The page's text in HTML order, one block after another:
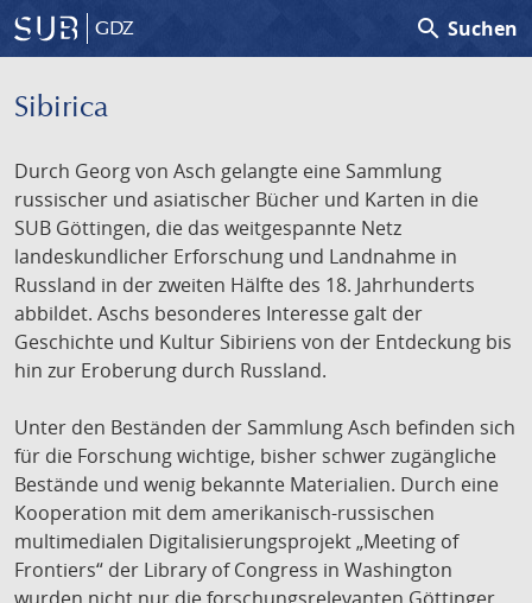
GDZ search Suchen
Sibirica
Durch Georg von Asch gelangte eine Sammlung
russischer und asiatischer Bücher und Karten in die
SUB Göttingen, die das weitgespannte Netz
landeskundlicher Erforschung und Landnahme in
Russland in der zweiten Hälfte des 18. Jahrhunderts
abbildet. Aschs besonderes Interesse galt der
Geschichte und Kultur Sibiriens von der Entdeckung bis
hin zur Eroberung durch Russland.
Unter den Beständen der Sammlung Asch befinden sich
für die Forschung wichtige, bisher schwer zugängliche
Bestände und wenig bekannte Materialien. Durch eine
Kooperation mit dem amerikanisch-russischen
multimedialen Digitalisierungsprojekt „Meeting of
Frontiers“ der Library of Congress in Washington